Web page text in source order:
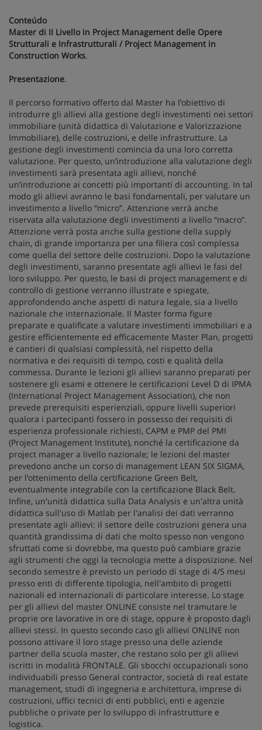
Conteúdo
Master di II Livello in Project Management delle Opere
Strutturali e Infrastrutturali / Project Management in
Construction Works.
Presentazione.
Il percorso formativo offerto dal Master ha l’obiettivo di
introdurre gli allievi alla gestione degli investimenti nei settori
immobiliare (unità didattica di Valutazione e Valorizzazione
Immobiliare), delle costruzioni, e delle infrastrutture. La
gestione degli investimenti comincia da una loro corretta
valutazione. Per questo, un’introduzione alla valutazione degli
investimenti sarà presentata agli allievi, nonché
un’introduzione ai concetti più importanti di accounting. In tal
modo gli allievi avranno le basi fondamentali, per valutare un
investimento a livello “micro”. Attenzione verrà anche
riservata alla valutazione degli investimenti a livello “macro”.
Attenzione verrà posta anche sulla gestione della supply
chain, di grande importanza per una filiera così complessa
come quella del settore delle costruzioni. Dopo la valutazione
degli investimenti, saranno presentate agli allievi le fasi del
loro sviluppo. Per questo, le basi di project management e di
controllo di gestione verranno illustrate e spiegate,
approfondendo anche aspetti di natura legale, sia a livello
nazionale che internazionale. Il Master forma figure
preparate e qualificate a valutare investimenti immobiliari e a
gestire efficientemente ed efficacemente Master Plan, progetti
e cantieri di qualsiasi complessità, nel rispetto della
normativa e dei requisiti di tempo, costi e qualità della
commessa. Durante le lezioni gli allievi saranno preparati per
sostenere gli esami e ottenere le certificazioni Level D di IPMA
(International Project Management Association), che non
prevede prerequisiti esperienziali, oppure livelli superiori
qualora i partecipanti fossero in possesso dei requisiti di
esperienza professionale richiesti, CAPM e PMP del PMI
(Project Management Institute), nonché la certificazione da
project manager a livello nazionale; le lezioni del master
prevedono anche un corso di management LEAN SIX SIGMA,
per l’ottenimento della certificazione Green Belt,
eventualmente integrabile con la certificazione Black Belt.
Infine, un'unità didattica sulla Data Analysis e un'altra unità
didattica sull'uso di Matlab per l'analisi dei dati verranno
presentate agli allievi: il settore delle costruzioni genera una
quantità grandissima di dati che molto spesso non vengono
sfruttati come si dovrebbe, ma questo può cambiare grazie
agli strumenti che oggi la tecnologia mette a disposizione. Nel
secondo semestre è previsto un periodo di stage di 4/5 mesi
presso enti di differente tipologia, nell'ambito di progetti
nazionali ed internazionali di particolare interesse. Lo stage
per gli allievi del master ONLINE consiste nel tramutare le
proprie ore lavorative in ore di stage, oppure è proposto dagli
allievi stessi. In questo secondo caso gli allievi ONLINE non
possono attivare il loro stage presso una delle aziende
partner della scuola master, che restano solo per gli allievi
iscritti in modalità FRONTALE. Gli sbocchi occupazionali sono
individuabili presso General contractor, società di real estate
management, studi di ingegneria e architettura, imprese di
costruzioni, uffici tecnici di enti pubblici, enti e agenzie
pubbliche o private per lo sviluppo di infrastrutture e
logistica.